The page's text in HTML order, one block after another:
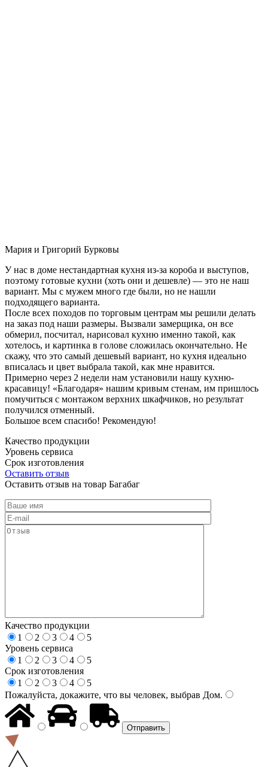
Мария и Григорий Бурковы
У нас в доме нестандартная кухня из-за короба и выступов,
поэтому готовые кухни (хоть они и дешевле) — это не наш
вариант. Мы с мужем много где были, но не нашли
подходящего варианта.
После всех походов по торговым центрам мы решили делать
на заказ под наши размеры. Вызвали замерщика, он все
обмерил, посчитал, нарисовал кухню именно такой, как
хотелось, и картинка в голове сложилась окончательно. Не
скажу, что это самый дешевый вариант, но кухня идеально
вписалась и цвет выбрала такой, как мне нравится.
Примерно через 2 недели нам установили нашу кухню-
красавицу! «Благодаря» нашим кривым стенам, им пришлось
помучиться с монтажом верхних шкафчиков, но результат
получился отменный.
Большое всем спасибо! Рекомендую!
Качество продукции
Уровень сервиса
Срок изготовления
Оставить отзыв
Оставить отзыв на товар Багабаг
Качество продукции
1
2 3 4
5
Уровень сервиса
1
2 3 4
5
Срок изготовления
1
2 3 4
5
Пожалуйста, докажите, что вы человек, выбрав Дом.